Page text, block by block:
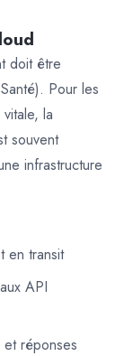
doit être
Pour les
la
souvent
infrastructure
en transit
API
réponses